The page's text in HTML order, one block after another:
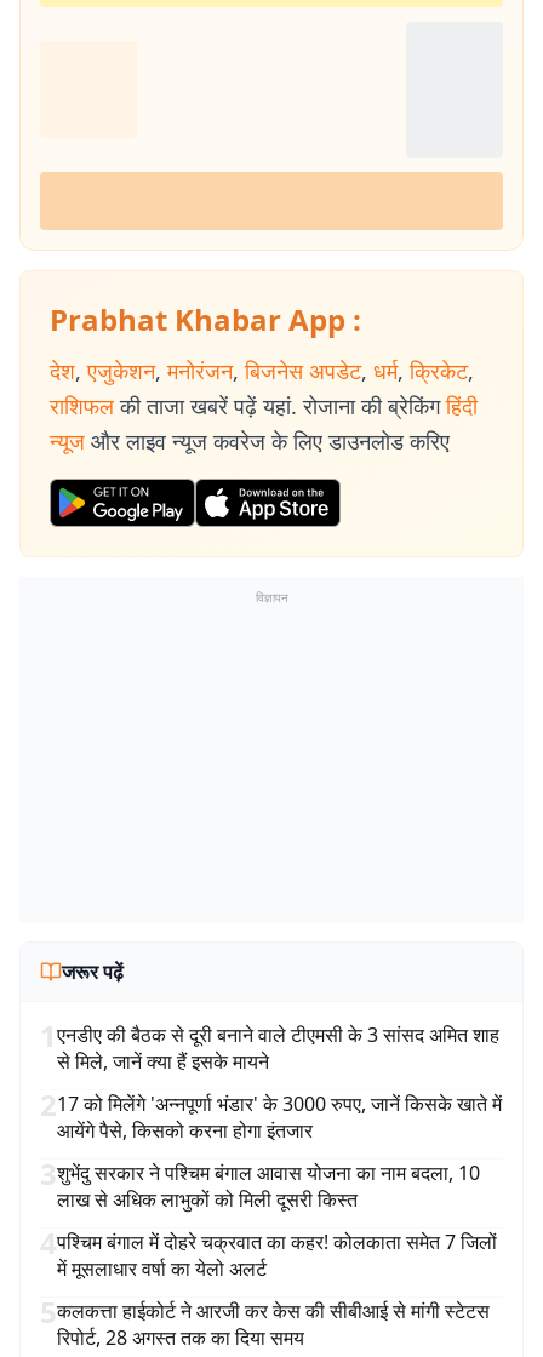
Prabhat Khabar App :
देश, एजुकेशन, मनोरंजन, बिजनेस अपडेट, धर्म, क्रिकेट,
राशिफल की ताजा खबरें पढ़ें यहां. रोजाना की ब्रेकिंग हिंदी
न्यूज और लाइव न्यूज कवरेज के लिए डाउनलोड करिए
विज्ञापन
जरूर पढ़ें
1एनडीए की बैठक से दूरी बनाने वाले टीएमसी के 3 सांसद अमित शाह
से मिले, जानें क्या हैं इसके मायने
217 को मिलेंगे 'अन्नपूर्णा भंडार' के 3000 रुपए, जानें किसके खाते में
आयेंगे पैसे, किसको करना होगा इंतजार
3शुभेंदु सरकार ने पश्चिम बंगाल आवास योजना का नाम बदला, 10
लाख से अधिक लाभुकों को मिली दूसरी किस्त
4पश्चिम बंगाल में दोहरे चक्रवात का कहर! कोलकाता समेत 7 जिलों
में मूसलाधार वर्षा का येलो अलर्ट
5कलकत्ता हाईकोर्ट ने आरजी कर केस की सीबीआई से मांगी स्टेटस
रिपोर्ट, 28 अगस्त तक का दिया समय